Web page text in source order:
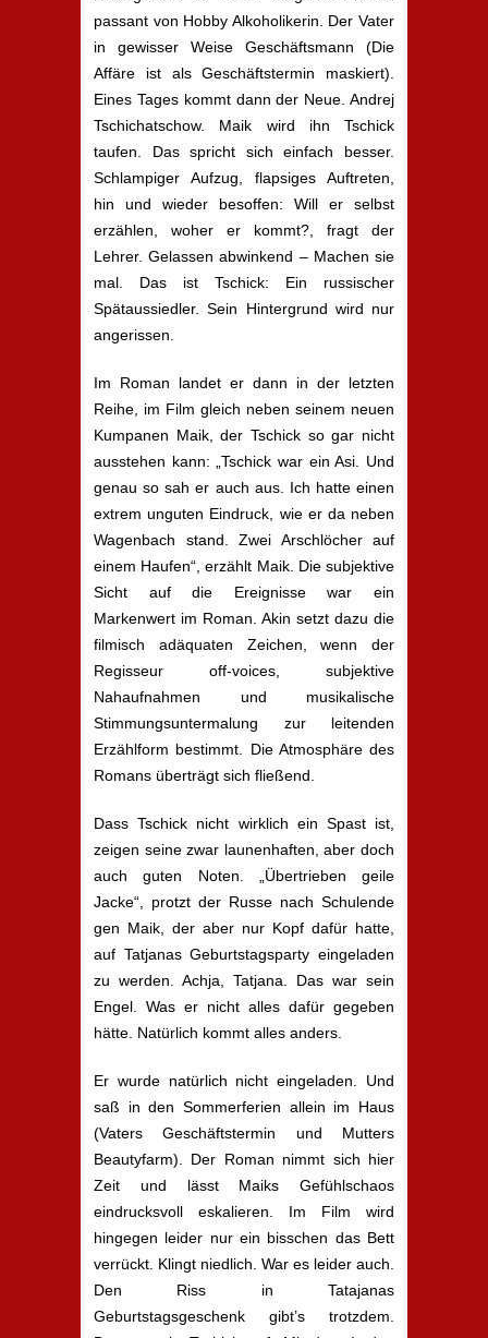
passant von Hobby Alkoholikerin. Der Vater
in gewisser Weise Geschäftsmann (Die
Affäre ist als Geschäftstermin maskiert).
Eines Tages kommt dann der Neue. Andrej
Tschichatschow. Maik wird ihn Tschick
taufen. Das spricht sich einfach besser.
Schlampiger Aufzug, flapsiges Auftreten,
hin und wieder besoffen: Will er selbst
erzählen, woher er kommt?, fragt der
Lehrer. Gelassen abwinkend – Machen sie
mal. Das ist Tschick: Ein russischer
Spätaussiedler. Sein Hintergrund wird nur
angerissen.
Im Roman landet er dann in der letzten
Reihe, im Film gleich neben seinem neuen
Kumpanen Maik, der Tschick so gar nicht
ausstehen kann: „Tschick war ein Asi. Und
genau so sah er auch aus. Ich hatte einen
extrem unguten Eindruck, wie er da neben
Wagenbach stand. Zwei Arschlöcher auf
einem Haufen“, erzählt Maik. Die subjektive
Sicht auf die Ereignisse war ein
Markenwert im Roman. Akin setzt dazu die
filmisch adäquaten Zeichen, wenn der
Regisseur off-voices, subjektive
Nahaufnahmen und musikalische
Stimmungsuntermalung zur leitenden
Erzählform bestimmt. Die Atmosphäre des
Romans überträgt sich fließend.
Dass Tschick nicht wirklich ein Spast ist,
zeigen seine zwar launenhaften, aber doch
auch guten Noten. „Übertrieben geile
Jacke“, protzt der Russe nach Schulende
gen Maik, der aber nur Kopf dafür hatte,
auf Tatjanas Geburtstagsparty eingeladen
zu werden. Achja, Tatjana. Das war sein
Engel. Was er nicht alles dafür gegeben
hätte. Natürlich kommt alles anders.
Er wurde natürlich nicht eingeladen. Und
saß in den Sommerferien allein im Haus
(Vaters Geschäftstermin und Mutters
Beautyfarm). Der Roman nimmt sich hier
Zeit und lässt Maiks Gefühlschaos
eindrucksvoll eskalieren. Im Film wird
hingegen leider nur ein bisschen das Bett
verrückt. Klingt niedlich. War es leider auch.
Den Riss in Tatajanas
Geburtstagsgeschenk gibt’s trotzdem.